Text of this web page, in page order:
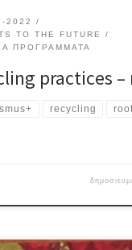
2022
TO THE FUTURE
ΠΡΟΓΡΆΜΜΑΤΑ
practices
recycling